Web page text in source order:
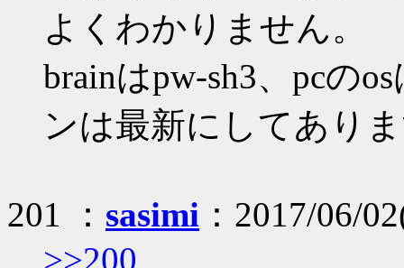
よくわかりません。
brainはpw-sh3、pcの
ンは最新にしてあり
201 ： sasimi ：2017/06/
>>200